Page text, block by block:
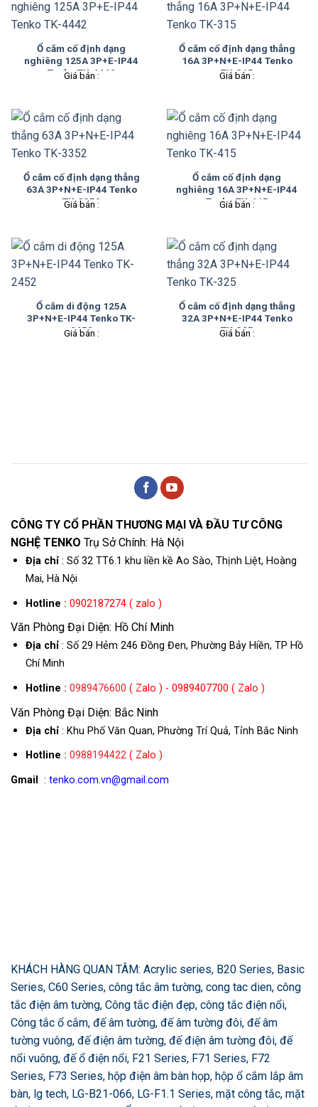
Ổ cắm cố định dạng
nghiêng 125A 3P+E-IP44
Tenko TK-4442
Giá bán :
Ổ cắm cố định dạng thẳng
16A 3P+N+E-IP44 Tenko
TK-315
Giá bán :
Ổ cắm cố định dạng thẳng
63A 3P+N+E-IP44 Tenko
TK-3352
Giá bán :
Ổ cắm cố định dạng
nghiêng 16A 3P+N+E-IP44
Tenko TK-415
Giá bán :
Ổ cắm di động 125A
3P+N+E-IP44 Tenko TK-
2452
Giá bán :
Ổ cắm cố định dạng thẳng
32A 3P+N+E-IP44 Tenko
TK-325
Giá bán :
CÔNG TY CỔ PHẦN THƯƠNG MẠI VÀ ĐẦU TƯ CÔNG
NGHỆ TENKO Trụ Sở Chính: Hà Nội
Địa chỉ: Số 32 TT6.1 khu liền kề Ao Sào, Thịnh Liệt, Hoàng
Mai, Hà Nội
Hotline : 0902187274 ( zalo )
Văn Phòng Đại Diện: Hồ Chí Minh
Địa chỉ: Số 29 Hẻm 246 Đồng Đen, Phường Bảy Hiền, TP Hồ
Chí Minh
Hotline : 0989476600 ( Zalo ) - 0989407700 ( Zalo )
Văn Phòng Đại Diện: Bắc Ninh
Địa chỉ: Khu Phố Văn Quan, Phường Trí Quả, Tỉnh Bắc Ninh
Hotline : 0988194422( Zalo )
Gmail : tenko.com.vn@gmail.com
KHÁCH HÀNG QUAN TÂM: Acrylic series, B20 Series, Basic
Series, C60 Series, công tắc âm tường, cong tac dien, công
tắc điện âm tường, Công tắc điện đẹp, công tắc điện nổi,
Công tắc ổ cắm, đế âm tường, đế âm tường đôi, đế âm
tường vuông, đế điện âm tường, đế điện âm tường đôi, đế
nổi vuông, đế ổ điện nổi, F21 Series, F71 Series, F72
Series, F73 Series, hộp điện âm bàn họp, hộp ổ cắm lắp âm
bàn, lg tech, LG-B21-066, LG-F1.1 Series, mặt công tắc, mặt